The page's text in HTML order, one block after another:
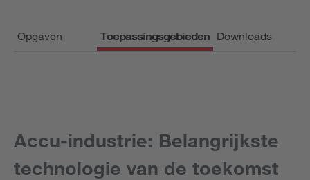
Opgaven Toepassingsgebieden Downloads
Accu-industrie: Belangrijkste
technologie van de toekomst